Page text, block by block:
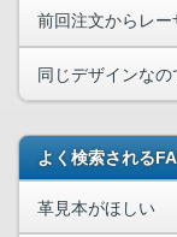
前回注文からレ
同じデザインな
よく検索される
革見本がほしい